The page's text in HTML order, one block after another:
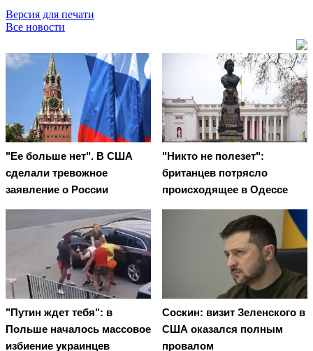
Версия для печати
Все новости
"Ее больше нет". В США
сделали тревожное
заявление о России
"Никто не полезет":
британцев потрясло
происходящее в Одессе
"Путин ждет тебя": в
Польше началось массовое
избиение украинцев
Соскин: визит Зеленского в
США оказался полным
провалом